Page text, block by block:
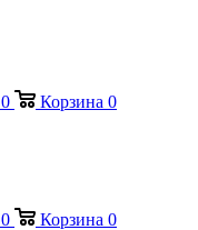
0 Корзина 0
0 Корзина 0